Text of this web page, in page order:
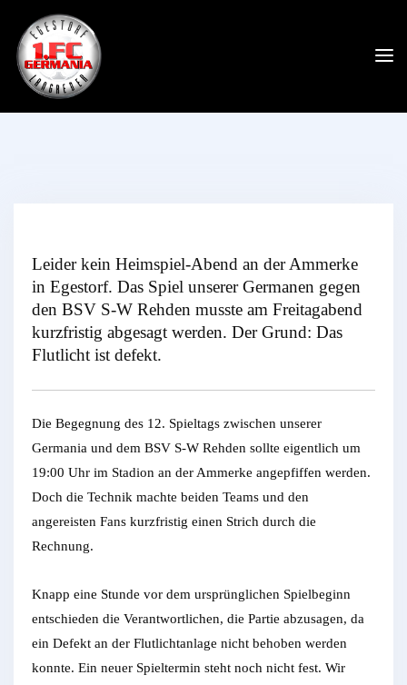
Leider kein Heimspiel-Abend an der Ammerke
in Egestorf. Das Spiel unserer Germanen gegen
den BSV S-W Rehden musste am Freitagabend
kurzfristig abgesagt werden. Der Grund: Das
Flutlicht ist defekt.
Die Begegnung des 12. Spieltags zwischen unserer
Germania und dem BSV S-W Rehden sollte eigentlich um
19:00 Uhr im Stadion an der Ammerke angepfiffen werden.
Doch die Technik machte beiden Teams und den
angereisten Fans kurzfristig einen Strich durch die
Rechnung.
Knapp eine Stunde vor dem ursprünglichen Spielbeginn
entschieden die Verantwortlichen, die Partie abzusagen, da
ein Defekt an der Flutlichtanlage nicht behoben werden
konnte. Ein neuer Spieltermin steht noch nicht fest. Wir